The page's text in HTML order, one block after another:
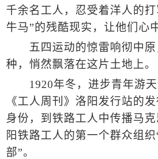
千余名工人，忍受着洋人的
牛马”的残酷现实，让他们心
五四运动的惊雷响彻中原
种，悄然飘落在这片土地上。
1920年冬，进步青年游天
《工人周刊》洛阳发行站的
身份，到铁路工人中传播马
阳铁路工人的第一个群众组
部”。